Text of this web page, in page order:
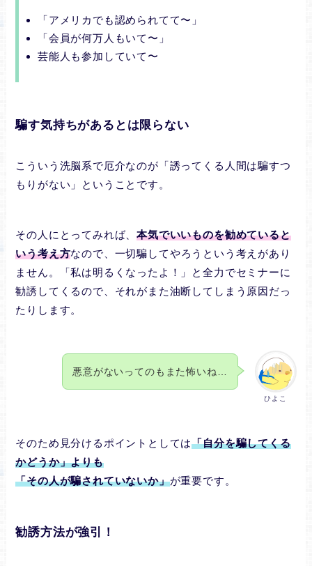
「アメリカでも認められてて〜」
「会員が何万人もいて〜」
芸能人も参加していて〜
騙す気持ちがあるとは限らない
こういう洗脳系で厄介なのが「誘ってくる人間は騙すつ
もりがない」ということです。
その人にとってみれば、本気でいいものを勧めていると
いう考え方なので、一切騙してやろうという考えがあり
ません。「私は明るくなったよ！」と全力でセミナーに
勧誘してくるので、それがまた油断してしまう原因だっ
たりします。
ひよこ
悪意がないってのもまた怖いね…
そのため見分けるポイントとしては「自分を騙してくる
かどうか」よりも
「その人が騙されていないか」が重要です。
勧誘方法が強引！